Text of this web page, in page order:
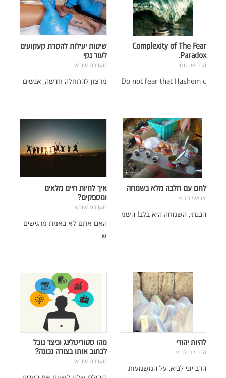
Complexity of The Fear
Paradox.
הרב שי טחן
Do not fear that Hashem c
שיטות יעילות להסרת קעקועים
לעור נקי
מערכת שורש
מרצון להתחלה חדשה, אנשים
לחם עם חלבה מלא בשמחה
אבישי חניא
הבנתי, השמחה היא בלב! השמ
איך לחיות חיים מלאים
ומספקים?
מערכת שורש
האם אתם לא באמת מרגישים
ש
להיות יהודי
הרב יוני לביא
הרב יוני לביא, על המשמעות
מהו סטוריטלינג וכיצד נוכל
לכתוב אותו בצורה נכונה?
מערכת שורש